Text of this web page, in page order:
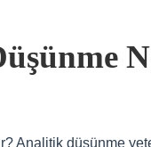
Analitik düşünme